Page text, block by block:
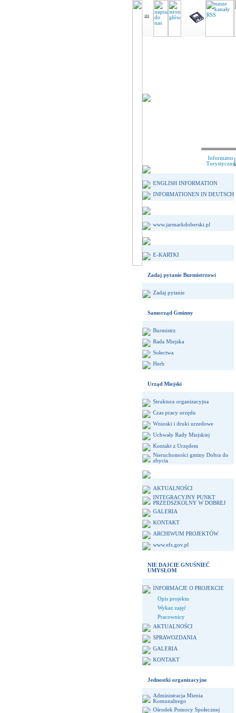
Informator
Turystyczny
ENGLISH INFORMATION
INFORMATIONEN IN DEUTSCH
www.jarmarkdoberski.pl
E-KARTKI
Zadaj pytanie Burmistrzowi
Zadaj pytanie
Samorząd Gminny
Burmistrz
Rada Miejska
Sołectwa
Herb
Urząd Miejski
Struktura organizacyjna
Czas pracy urzędu
Wnioski i druki urzedowe
Uchwały Rady Miejskiej
Kontakt z Urzędem
Nieruchomości gminy Dobra do
zbycia
AKTUALNOŚCI
INTEGRACYJNY PUNKT
PRZEDSZKOLNY W DOBREJ
GALERIA
KONTAKT
ARCHIWUM PROJEKTÓW
www.efs.gov.pl
NIE DAJCIE GNUŚNIEĆ
UMYSŁOM
INFORMACJE O PROJEKCIE
Opis projektu
Wykaz zajęć
Pracownicy
AKTUALNOŚCI
SPRAWOZDANIA
GALERIA
KONTAKT
Jednostki organizacyjne
Administracja Mienia
Komunalnego
Ośrodek Pomocy Społecznej